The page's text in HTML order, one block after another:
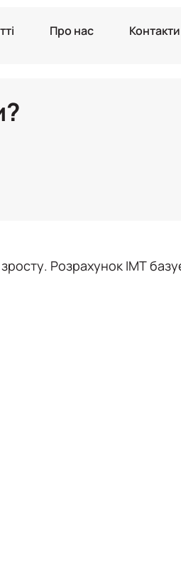
Про нас Контакти
Розрахунок ІМТ